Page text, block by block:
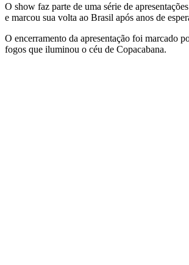
O show faz parte de uma série de
e marcou sua volta ao Brasil após anos de
O encerramento da apresentação foi marcado
fogos que iluminou o céu de Copacabana.